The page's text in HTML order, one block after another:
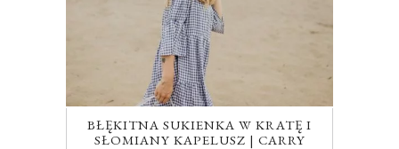
BŁĘKITNA SUKIENKA W KRATĘ I
SŁOMIANY KAPELUSZ | CARRY